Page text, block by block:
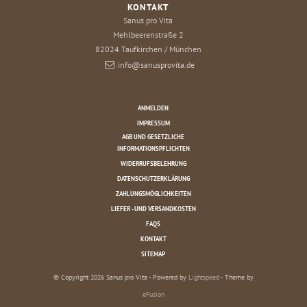
KONTAKT
Sanus pro Vita
Mehlbeerenstraße 2
82024 Taufkirchen / München
info@sanusprovita.de
ANMELDEN
IMPRESSUM
AGB UND GESETZLICHE
INFORMATIONSPFLICHTEN
WIDERRUFSBELEHRUNG
DATENSCHUTZERKLÄRUNG
ZAHLUNGSMÖGLICHKEITEN
LIEFER - UND VERSANDKOSTEN
FAQS
KONTAKT
SITEMAP
© Copyright 2026 Sanus pro Vita - Powered by Lightspeed- Theme by
eFusion